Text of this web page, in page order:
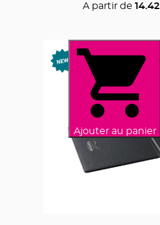
A partir de 14.42
Ajouter au panier